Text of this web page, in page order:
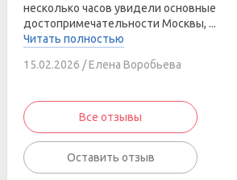
несколько часов увидели основные
достопримечательности Москвы, ...
Читать полностью
15.02.2026 / Елена Воробьева
Все отзывы
Оставить отзыв